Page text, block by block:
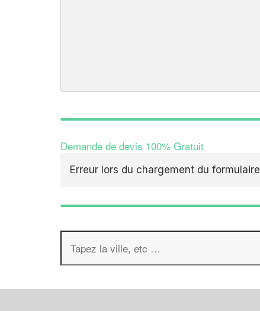
Demande de devis 100% Gratuit
Erreur lors du chargement du formulaire